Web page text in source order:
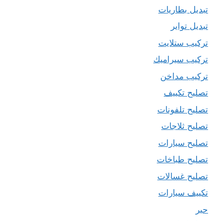
تبديل بطاريات
تبديل تواير
تركيب ستلايت
تركيب سيراميك
تركيب مداخن
تصليح تكييف
تصليح تلفونات
تصليح ثلاجات
تصليح سيارات
تصليح طباخات
تصليح غسالات
تكييف سيارات
حبر